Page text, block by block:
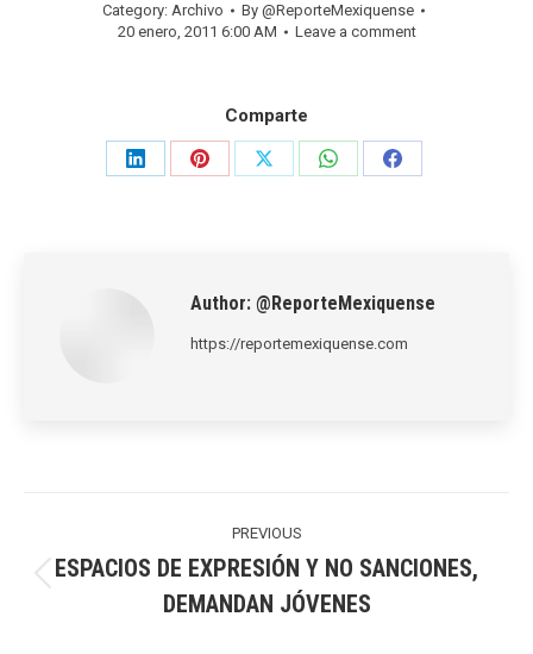
Category: Archivo By @ReporteMexiquense
20 enero, 2011 6:00 AM
Leave a comment
Comparte
Share
Share
Share
Share
Share
Author: @ReporteMexiquense
https://reportemexiquense.com
PREVIOUS
Previous
post:
ESPACIOS DE EXPRESIÓN Y NO SANCIONES,
DEMANDAN JÓVENES